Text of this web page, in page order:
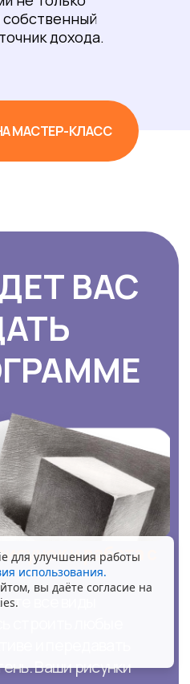
от
года
в детстве как
брать
— берет
000 рублей.
МАСТЕР-КЛАСС
собственный
дохода.
для улучшения работы
использования.
вы даёте согласие на